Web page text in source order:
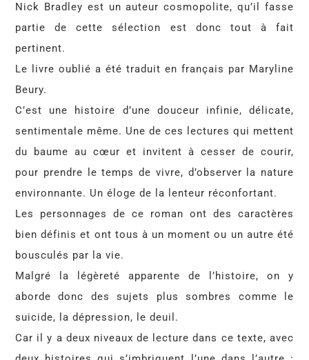
Nick Bradley est un auteur cosmopolite, qu’il fasse
partie de cette sélection est donc tout à fait
pertinent.
Le livre oublié a été traduit en français par Maryline
Beury.
C’est une histoire d’une douceur infinie, délicate,
sentimentale même. Une de ces lectures qui mettent
du baume au cœur et invitent à cesser de courir,
pour prendre le temps de vivre, d’observer la nature
environnante. Un éloge de la lenteur réconfortant.
Les personnages de ce roman ont des caractères
bien définis et ont tous à un moment ou un autre été
bousculés par la vie.
Malgré la légèreté apparente de l’histoire, on y
aborde donc des sujets plus sombres comme le
suicide, la dépression, le deuil.
Car il y a deux niveaux de lecture dans ce texte, avec